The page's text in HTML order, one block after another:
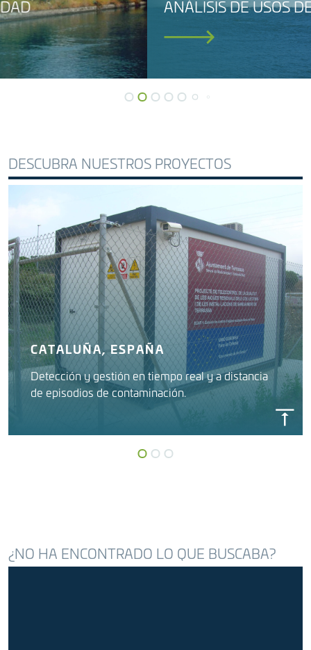
ANÁLISIS DE USOS DEL AGUA
DESCUBRA NUESTROS PROYECTOS
CATALUÑA, ESPAÑA
Detección y gestión en tiempo real y a distancia
de episodios de contaminación.
¿NO HA ENCONTRADO LO QUE BUSCABA?